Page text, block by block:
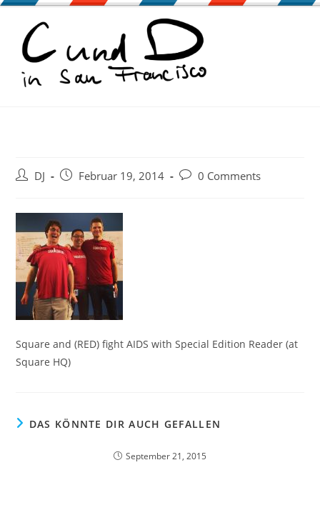
Zum
springen
Beitrags-
DJ
BeitragFebruar 19, 2014
Beitrags-
0 Comments
Square and (RED) fight AIDS with Special Edition Reader (at
Square HQ)
DAS KÖNNTE DIR AUCH GEFALLEN
September 21, 2015